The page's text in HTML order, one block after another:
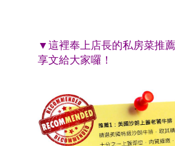
▼這裡奉上店長的私房菜推
享文給大家囉！